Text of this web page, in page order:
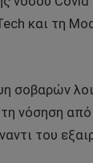
και τη
σοβαρών
νόσηση
του